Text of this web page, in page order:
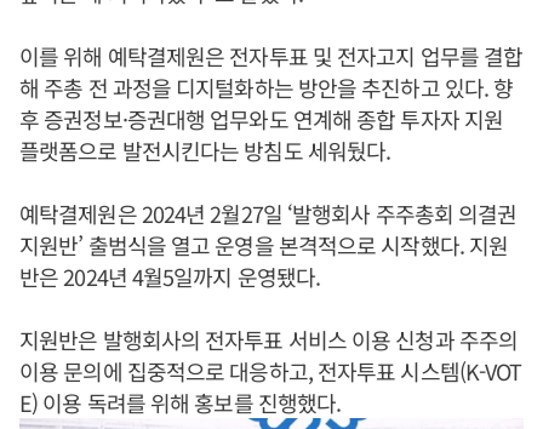
이를 위해 예탁결제원은 전자투표 및 전자고지 업무를 결합
해 주총 전 과정을 디지털화하는 방안을 추진하고 있다. 향
후 증권정보·증권대행 업무와도 연계해 종합 투자자 지원
플랫폼으로 발전시킨다는 방침도 세워뒀다.
예탁결제원은 2024년 2월27일 ‘발행회사 주주총회 의결권
지원반’ 출범식을 열고 운영을 본격적으로 시작했다. 지원
반은 2024년 4월5일까지 운영됐다.
지원반은 발행회사의 전자투표 서비스 이용 신청과 주주의
이용 문의에 집중적으로 대응하고, 전자투표 시스템(K-VOT
E) 이용 독려를 위해 홍보를 진행했다.